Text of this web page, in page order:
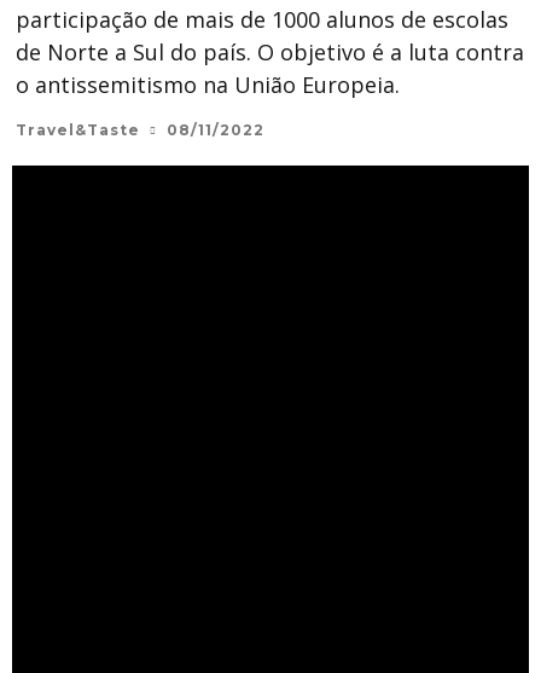
participação de mais de 1000 alunos de escolas
de Norte a Sul do país. O objetivo é a luta contra
o antissemitismo na União Europeia.
Travel&Taste 08/11/2022